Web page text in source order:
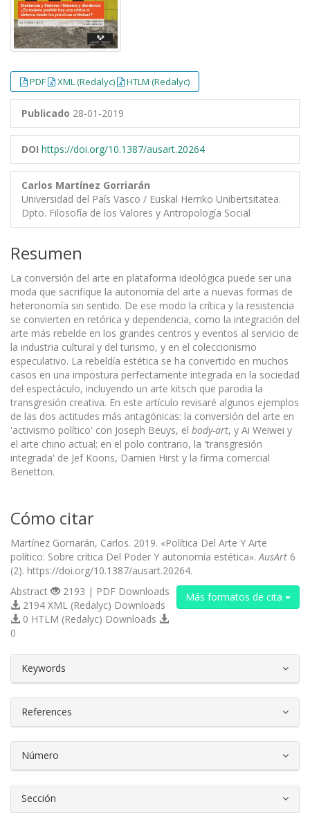
PDF XML (Redalyc) HTLM (Redalyc)
Publicado 28-01-2019
DOI https://doi.org/10.1387/ausart.20264
Carlos Martínez Gorriarán
Universidad del País Vasco / Euskal Herriko Unibertsitatea.
Dpto. Filosofía de los Valores y Antropología Social
Resumen
La conversión del arte en plataforma ideológica puede ser una
moda que sacrifique la autonomía del arte a nuevas formas de
heteronomía sin sentido. De ese modo la crítica y la resistencia
se convierten en retórica y dependencia, como la integración del
arte más rebelde en los grandes centros y eventos al servicio de
la industria cultural y del turismo, y en el coleccionismo
especulativo. La rebeldía estética se ha convertido en muchos
casos en una impostura perfectamente integrada en la sociedad
del espectáculo, incluyendo un arte kitsch que parodia la
transgresión creativa. En este artículo revisaré algunos ejemplos
de las dos actitudes más antagónicas: la conversión del arte en
'activismo político' con Joseph Beuys, el body-art, y Ai Weiwei y
el arte chino actual; en el polo contrario, la 'transgresión
integrada' de Jef Koons, Damien Hirst y la firma comercial
Benetton.
Cómo citar
Martínez Gorriarán, Carlos. 2019. «Política Del Arte Y Arte
político: Sobre crítica Del Poder Y autonomía estética». AusArt 6
(2). https://doi.org/10.1387/ausart.20264.
Más formatos de cita
Abstract
2193 | PDF Downloads
2194 XML (Redalyc) Downloads
0 HTLM (Redalyc) Downloads
0
Keywords
References
Número
Sección